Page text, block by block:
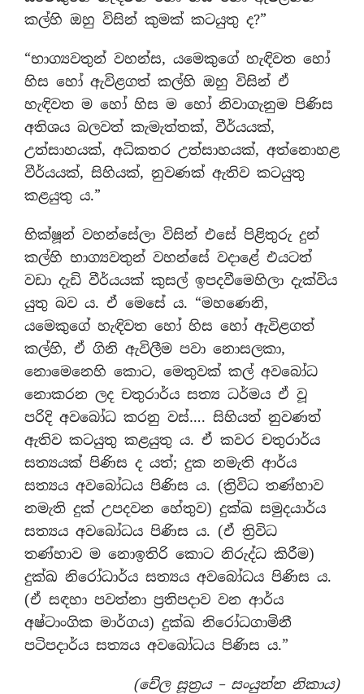
කල්හි ඔහු විසින් කුමක් කටයුතු ද?”
“භාග්‍යවතුන් වහන්ස, යමෙකුගේ හැඳිවත හෝ
හිස හෝ ඇවිළගත් කල්හි ඔහු විසින් ඒ
හැඳිවත ම හෝ හිස ම හෝ නිවාගැනුම පිණිස
අතිශය බලවත් කැමැත්තක්, වීර්යයක්,
උත්සාහයක්, අධිකතර උත්සාහයක්, අත්නොහළ
වීර්යයක්, සිහියක්, නුවණක් ඇතිව කටයුතු
කළයුතු ය.”
භික්ෂූන් වහන්සේලා විසින් එසේ පිළිතුරු දුන්
කල්හි භාග්‍යවතුන් වහන්සේ වදාළේ එයටත්
වඩා දැඩි වීර්යයක් කුසල් ඉපදවීමෙහිලා දැක්විය
යුතු බව ය. ඒ මෙසේ ය. “මහණෙනි,
යමෙකුගේ හැඳිවත හෝ හිස හෝ ඇවිළගත්
කල්හි, ඒ ගිනි ඇවිලීම පවා නොසලකා,
නොමෙනෙහි කොට, මෙතුවක් කල් අවබෝධ
නොකරන ලද චතුරාර්ය සත්‍ය ධර්මය ඒ වූ
පරිදි අවබෝධ කරනු වස්…. සිහියත් නුවණත්
ඇතිව කටයුතු කළයුතු ය. ඒ කවර චතුරාර්ය
සත්‍යයක් පිණිස ද යත්; දුක නමැති ආර්ය
සත්‍යය අවබෝධය පිණිස ය. (ත්‍රිවිධ තණ්හාව
නමැති දුක් උපදවන හේතුව) දුක්ඛ සමුදයාර්ය
සත්‍යය අවබෝධය පිණිස ය. (ඒ ත්‍රිවිධ
තණ්හාව ම නොඉතිරි කොට නිරුද්ධ කිරීම)
දුක්ඛ නිරෝධාර්ය සත්‍යය අවබෝධය පිණිස ය.
(ඒ සඳහා පවත්නා ප්‍රතිපදාව වන ආර්ය
අෂ්ටාංගික මාර්ගය) දුක්ඛ නිරෝධගාමිනී
පටිපදාර්ය සත්‍යය අවබෝධය පිණිස ය.”
(චේල සූත්‍රය – සංයුත්ත නිකාය)